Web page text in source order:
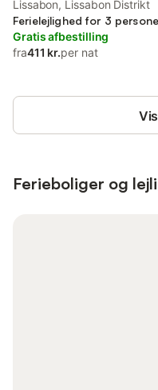
Lissabon, Lissabon Distrikt
Ferielejlighed for 3
Gratis afbestilling
fra411 kr.per nat
Ferieboliger og